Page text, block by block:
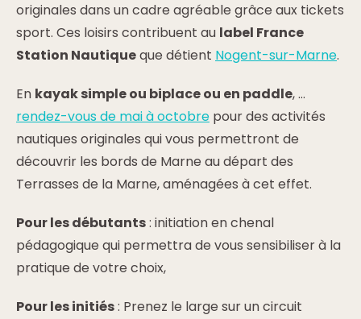
originales dans un cadre agréable grâce aux tickets
sport. Ces loisirs contribuent au label France
Station Nautiqueque détient Nogent-sur-Marne.
En kayak simple ou biplace ou en paddle, …
rendez-vous de mai à octobre pour des activités
nautiques originales qui vous permettront de
découvrir les bords de Marne au départ des
Terrasses de la Marne, aménagées à cet effet.
Pour les débutants: initiation en chenal
pédagogique qui permettra de vous sensibiliser à la
pratique de votre choix,
Pour les initiés: Prenez le large sur un circuit